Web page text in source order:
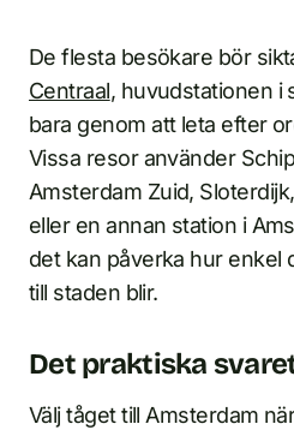
De flesta besökare bör
Centraal, huvudstationen i
bara genom att leta efter
Vissa resor använder
Amsterdam Zuid,
eller en annan station i
det kan påverka hur enkel
till staden blir.
Det praktiska
Välj tåget till Amsterdam